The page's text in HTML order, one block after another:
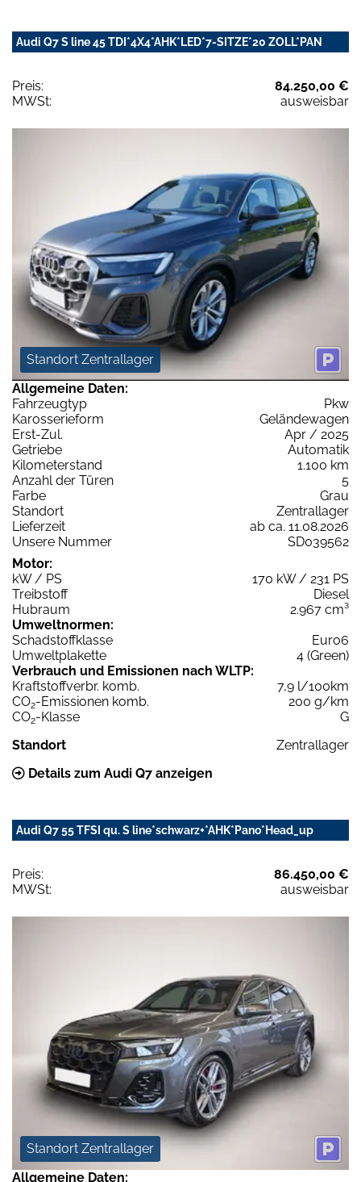
Audi Q7 S line 45 TDI*4X4*AHK*LED*7-SITZE*20 ZOLL*PAN
Preis:
84.250,00 €
MWSt:
ausweisbar
Standort Zentrallager
Allgemeine Daten:
Fahrzeugtyp
Pkw
Karosserieform
Geländewagen
Erst-Zul.
Apr / 2025
Getriebe
Automatik
Kilometerstand
1.100 km
Anzahl der Türen
5
Farbe
Grau
Standort
Zentrallager
Lieferzeit
ab ca. 11.08.2026
Unsere Nummer
SD039562
Motor:
kW / PS
170 kW / 231 PS
Treibstoff
Diesel
Hubraum
2.967 cm³
Umweltnormen:
Schadstoffklasse
Euro6
Umweltplakette
4 (Green)
Verbrauch und Emissionen nach WLTP:
Kraftstoffverbr. komb.
7,9 l/100km
CO2-Emissionen komb.
200 g/km
CO2-Klasse
G
Standort
Zentrallager
Details zum Audi Q7 anzeigen
Audi Q7 55 TFSI qu. S line*schwarz+*AHK*Pano*Head_up
Preis:
86.450,00 €
MWSt:
ausweisbar
Standort Zentrallager
Allgemeine Daten: